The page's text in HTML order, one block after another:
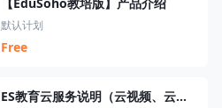
默认计划
Free
ES教育云服务说明（云视频、云短信、云资源、云搜索、云直播）